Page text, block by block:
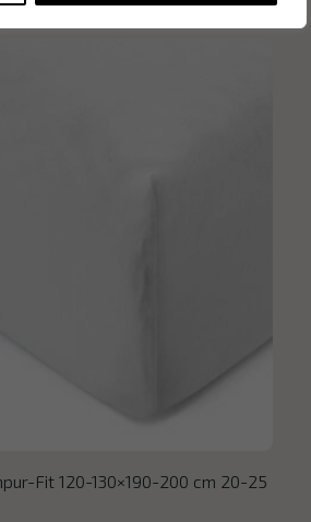
Fit 120-130×190-200 cm 20-25